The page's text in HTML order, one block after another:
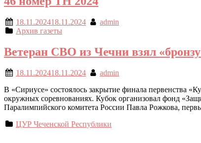
18.11.202418.11.2024
admin
Архив газеты
Ветеран СВО из Чечни взял
18.11.202418.11.2024
admin
В «Сириусе» состоялось закрытие финала первенства
окружных соревнованиях. Кубок организовал фонд
Паралимпийского комитета России Павла Рожкова,
ЦУР Чеченской Республики